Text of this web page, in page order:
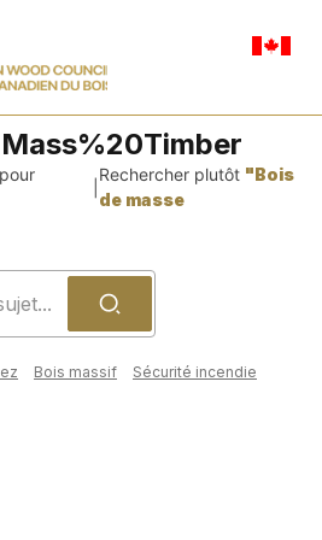
un large
de nous
en davantage
visant à
la
en bois
Mass%20Timber
Rechercher plutôt "Bois
de masse
Bois massif
Sécurité incendie